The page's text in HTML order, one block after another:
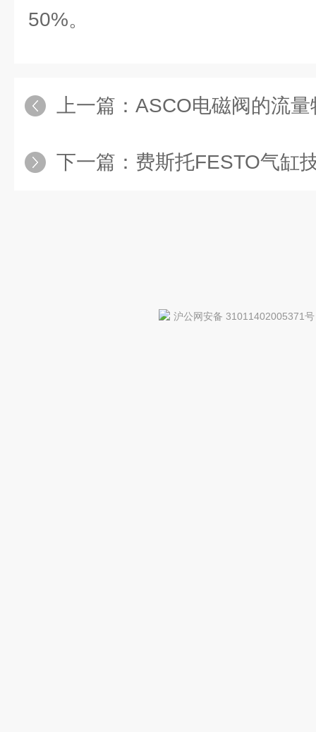
50%。
上一篇： ASCO电磁阀的流
下一篇： 费斯托FESTO气缸
沪公网安备 31011402005371号